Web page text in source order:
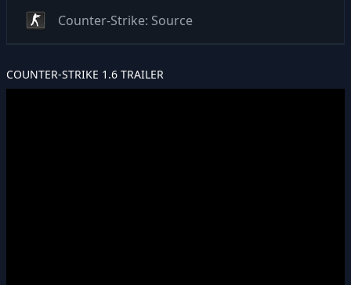
Counter-Strike: Source
COUNTER-STRIKE 1.6 TRAILER